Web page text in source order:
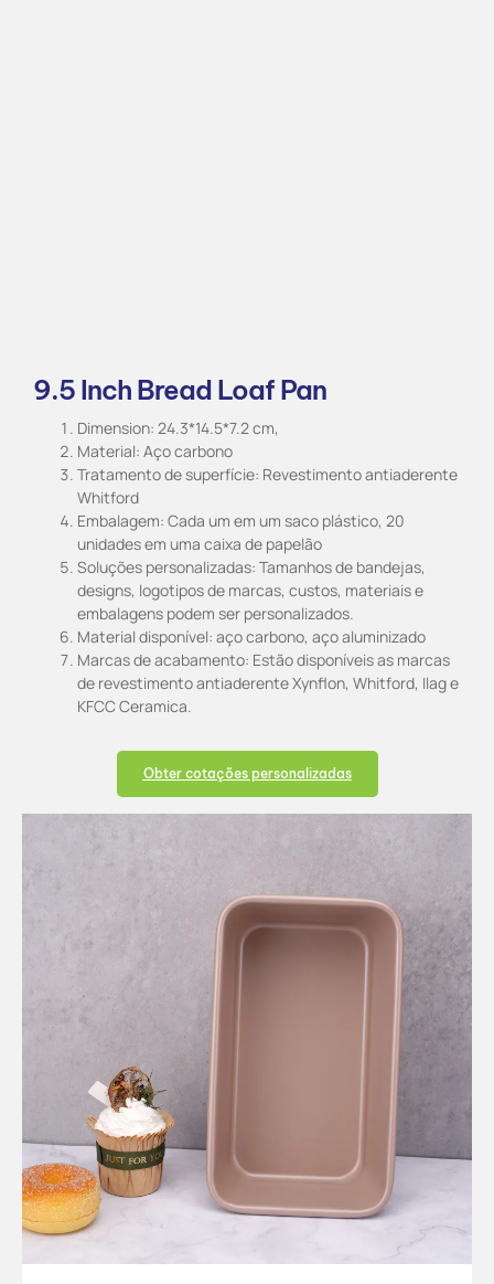
9.5 Inch Bread Loaf Pan
Dimension: 24.3*14.5*7.2 cm,
Material: Aço carbono
Tratamento de superfície: Revestimento antiaderente
Whitford
Embalagem: Cada um em um saco plástico, 20
unidades em uma caixa de papelão
Soluções personalizadas: Tamanhos de bandejas,
designs, logotipos de marcas, custos, materiais e
embalagens podem ser personalizados.
Material disponível: aço carbono, aço aluminizado
Marcas de acabamento: Estão disponíveis as marcas
de revestimento antiaderente Xynflon, Whitford, Ilag e
KFCC Ceramica.
Obter cotações personalizadas